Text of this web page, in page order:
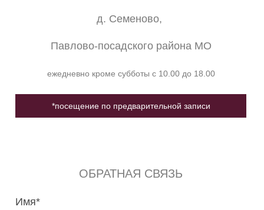
д. Семеново,
Павлово-посадского района МО
ежедневно кроме субботы с 10.00 до 18.00
*посещение по предварительной записи
ОБРАТНАЯ СВЯЗЬ
Имя